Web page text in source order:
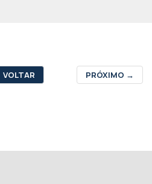
VOLTAR PRÓXIMO →